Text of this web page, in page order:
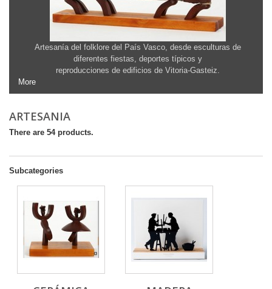
Artesanía del folklore del País Vasco, desde esculturas de
diferentes fiestas, deportes típicos y
reproducciones de edificios de Vitoria-Gasteiz.
More
ARTESANIA
There are 54 products.
Subcategories